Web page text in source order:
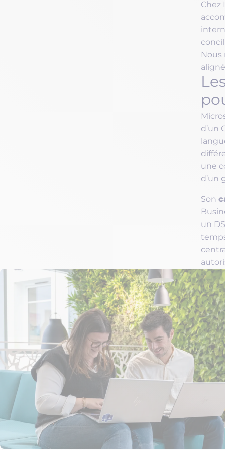
Chez
d’un
une
d’un
Son
un